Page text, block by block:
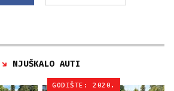
NJUŠKALO AUTI
GODIŠTE: 2020.